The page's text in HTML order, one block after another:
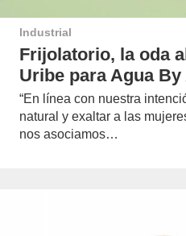
Industrial
Frijolatorio, la oda
Uribe para Agua
“En línea con nuestra
natural y exaltar a las
nos asociamos…